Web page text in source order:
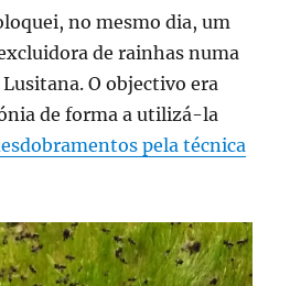
no mesmo dia, um
de rainhas numa
O objectivo era
de forma a utilizá-la
pela técnica